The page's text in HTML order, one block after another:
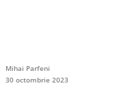
Mihai Parfeni
30 octombrie 2023